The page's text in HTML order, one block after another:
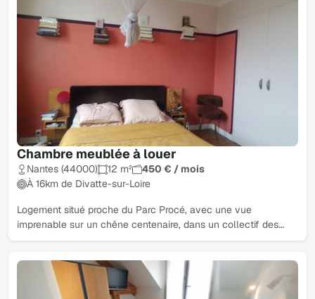
Chambre meublée à louer
Nantes (44000) 12 m²
450 € / mois
À 16km de Divatte-sur-Loire
Logement situé proche du Parc Procé, avec une vue
imprenable sur un chêne centenaire, dans un collectif des…